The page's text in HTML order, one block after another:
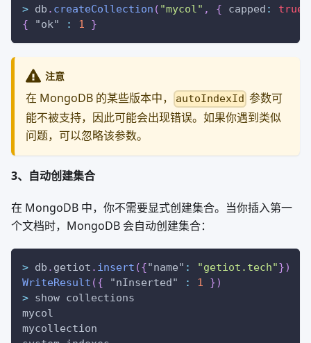
> db . createCollection ( "mycol" , { capped : true
{
"ok" : 1 }
注意
在 MongoDB 的某些版本中， autoIndexId 参数可
能不被支持，因此可能会出现错误。如果你遇到类似
问题，可以忽略该参数。
3、自动创建集合
在 MongoDB 中，你不需要显式创建集合。当你插入第一
个文档时，MongoDB 会自动创建集合：
> db . getiot . insert ({"name" : "getiot.tech"})
WriteResult ({ "nInserted" : 1 })
> show collections
mycol
mycollection